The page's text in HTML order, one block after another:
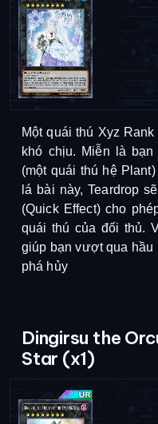
Một quái thú Xyz
khó chịu. Miễn là
(một quái thú hệ
lá bài này, Teardrop
(Quick Effect) cho
quái thú của đối thủ.
giúp bạn vượt qua hầu
phá hủy
Dingirsu the
Star (x1)